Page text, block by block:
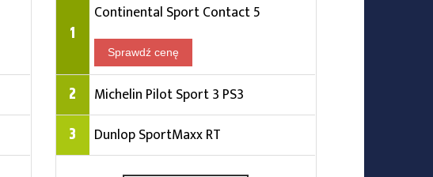
1
Continental Sport Contact 5
Sprawdź cenę
2 Michelin Pilot Sport 3 PS3
3 Dunlop SportMaxx RT